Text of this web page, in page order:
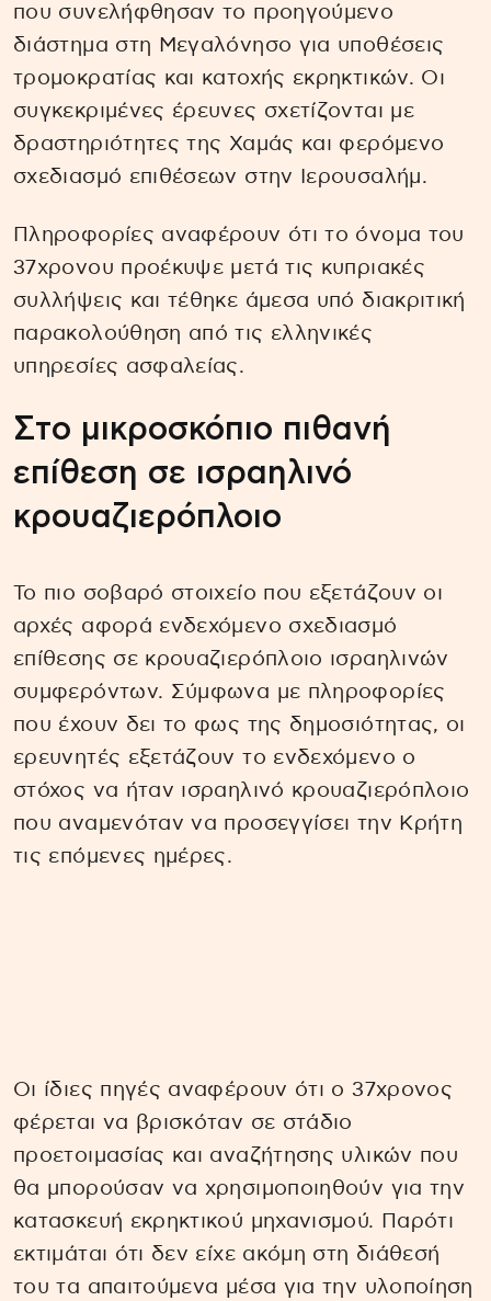
που συνελήφθησαν το προηγούμενο
διάστημα στη Μεγαλόνησο για υποθέσεις
τρομοκρατίας και κατοχής εκρηκτικών. Οι
συγκεκριμένες έρευνες σχετίζονται με
δραστηριότητες της Χαμάς και φερόμενο
σχεδιασμό επιθέσεων στην Ιερουσαλήμ.
Πληροφορίες αναφέρουν ότι το όνομα του
37χρονου προέκυψε μετά τις κυπριακές
συλλήψεις και τέθηκε άμεσα υπό διακριτική
παρακολούθηση από τις ελληνικές
υπηρεσίες ασφαλείας.
Στο μικροσκόπιο πιθανή
επίθεση σε ισραηλινό
κρουαζιερόπλοιο
Το πιο σοβαρό στοιχείο που εξετάζουν οι
αρχές αφορά ενδεχόμενο σχεδιασμό
επίθεσης σε κρουαζιερόπλοιο ισραηλινών
συμφερόντων. Σύμφωνα με πληροφορίες
που έχουν δει το φως της δημοσιότητας, οι
ερευνητές εξετάζουν το ενδεχόμενο ο
στόχος να ήταν ισραηλινό κρουαζιερόπλοιο
που αναμενόταν να προσεγγίσει την Κρήτη
τις επόμενες ημέρες.
Οι ίδιες πηγές αναφέρουν ότι ο 37χρονος
φέρεται να βρισκόταν σε στάδιο
προετοιμασίας και αναζήτησης υλικών που
θα μπορούσαν να χρησιμοποιηθούν για την
κατασκευή εκρηκτικού μηχανισμού. Παρότι
εκτιμάται ότι δεν είχε ακόμη στη διάθεσή
του τα απαιτούμενα μέσα για την υλοποίηση